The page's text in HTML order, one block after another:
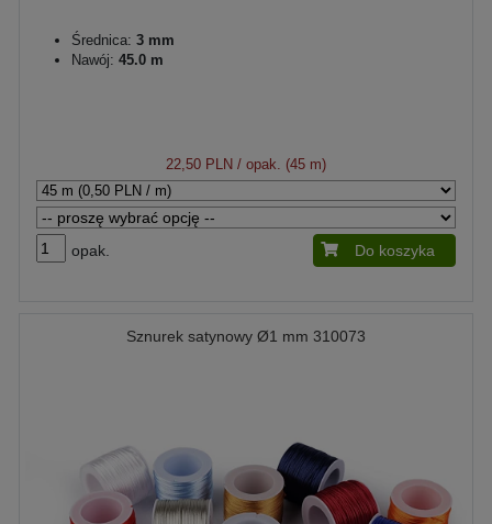
Średnica: 3 mm
Nawój: 45.0 m
22,50 PLN / opak. (45 m)
opak. Do koszyka
Sznurek satynowy Ø1 mm 310073